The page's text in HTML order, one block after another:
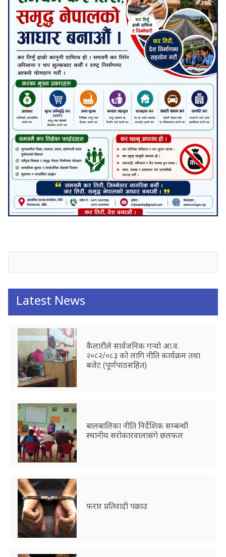
Latest News
कैलारीले सार्वजनिक गर्‍यो आ.व.
२०८२/०८३ को लागि नीति कार्यक्रम तथा
बजेट (पूर्णपाठसहित)
बालबालिका नीति निर्देशिक सम्बन्धी
स्थानीय सरोकारवालासंगे छलफल
फरार प्रतिवादी पक्राउ